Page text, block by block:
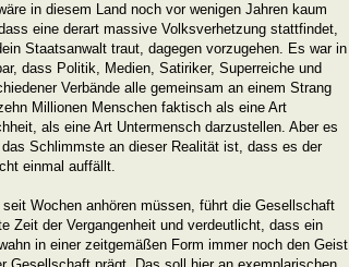
in diesem Land noch vor wenigen Jahren kaum
eine derart massive Volksverhetzung stattfindet,
Staatsanwalt traut, dagegen vorzugehen. Es war in
dass Politik, Medien, Satiriker, Superreiche und
Verbände alle gemeinsam an einem Strang
Millionen Menschen faktisch als eine Art
als eine Art Untermensch darzustellen. Aber es
Schlimmste an dieser Realität ist, dass es der
einmal auffällt.
Wochen anhören müssen, führt die Gesellschaft
Zeit der Vergangenheit und verdeutlicht, dass ein
in einer zeitgemäßen Form immer noch den Geist